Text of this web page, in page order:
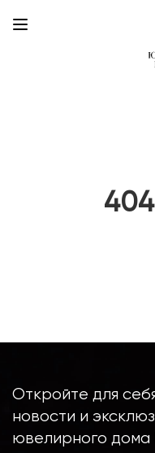
Откройте для
новости и
ювелирного